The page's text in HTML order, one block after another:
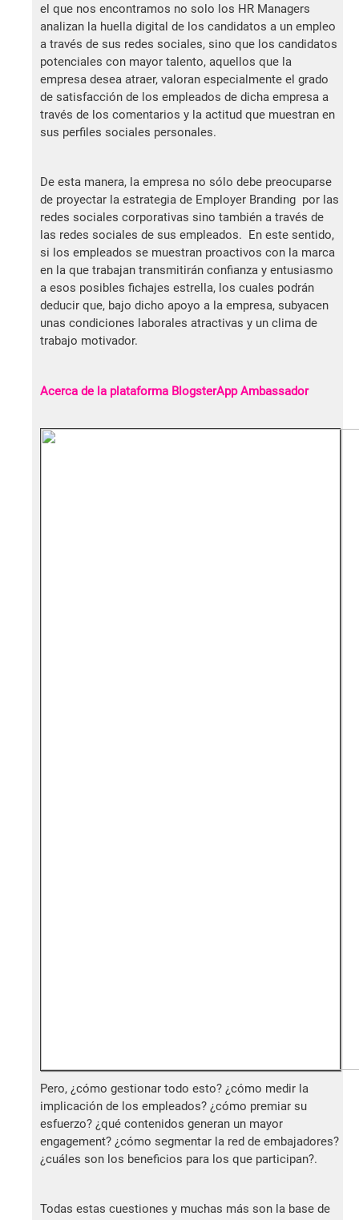
el que nos encontramos no solo los HR Managers
analizan la huella digital de los candidatos a un empleo
a través de sus redes sociales, sino que los candidatos
potenciales con mayor talento, aquellos que la
empresa desea atraer, valoran especialmente el grado
de satisfacción de los empleados de dicha empresa a
través de los comentarios y la actitud que muestran en
sus perfiles sociales personales.
De esta manera, la empresa no sólo debe preocuparse
de proyectar la estrategia de Employer Branding por las
redes sociales corporativas sino también a través de
las redes sociales de sus empleados. En este sentido,
si los empleados se muestran proactivos con la marca
en la que trabajan transmitirán confianza y entusiasmo
a esos posibles fichajes estrella, los cuales podrán
deducir que, bajo dicho apoyo a la empresa, subyacen
unas condiciones laborales atractivas y un clima de
trabajo motivador.
Acerca de la plataforma BlogsterApp Ambassador
Pero, ¿cómo gestionar todo esto? ¿cómo medir la
implicación de los empleados? ¿cómo premiar su
esfuerzo? ¿qué contenidos generan un mayor
engagement? ¿cómo segmentar la red de embajadores?
¿cuáles son los beneficios para los que participan?.
Todas estas cuestiones y muchas más son la base de